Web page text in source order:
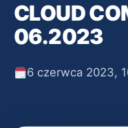
CLOUD
06.2023
6 czerwca 2023,